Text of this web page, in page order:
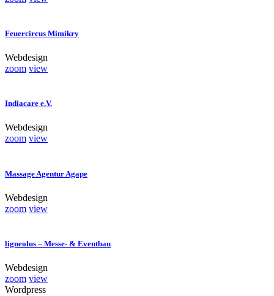
Feuercircus Mimikry
Webdesign
zoom view
Indiacare e.V.
Webdesign
zoom view
Massage Agentur Agape
Webdesign
zoom view
ligneolus – Messe- & Eventbau
Webdesign
zoom view
Wordpress